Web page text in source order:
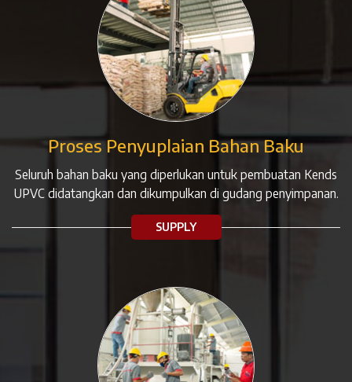
SUPPLY
Proses Penyuplaian Bahan Baku
Seluruh bahan baku yang diperlukan untuk pembuatan Kends
UPVC didatangkan dan dikumpulkan di gudang penyimpanan.